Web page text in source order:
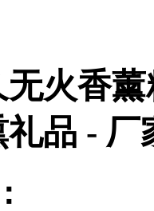
火香
品 - 厂